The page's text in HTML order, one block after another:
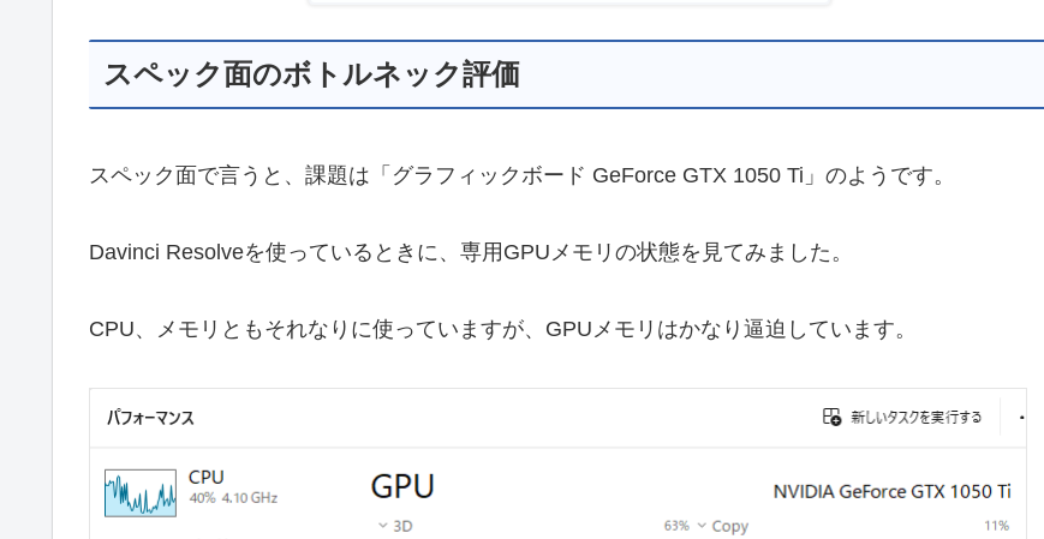
スペック面のボトルネック評価
スペック面で言うと、課題は「グラフィックボード GeForce GTX 1050 Ti」のようです。
Davinci Resolveを使っているときに、専用GPUメモリの状態を見てみました。
CPU、メモリともそれなりに使っていますが、GPUメモリはかなり逼迫しています。